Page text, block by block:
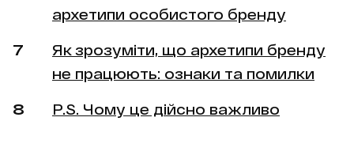
архетипи особистого бренду
Як зрозуміти, що архетипи бренду
не працюють: ознаки та помилки
P.S. Чому це дійсно важливо